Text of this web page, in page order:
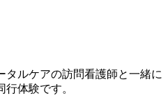
タルケアの訪問看護師と一緒に
体験です。